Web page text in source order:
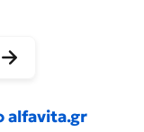
alfavita.gr